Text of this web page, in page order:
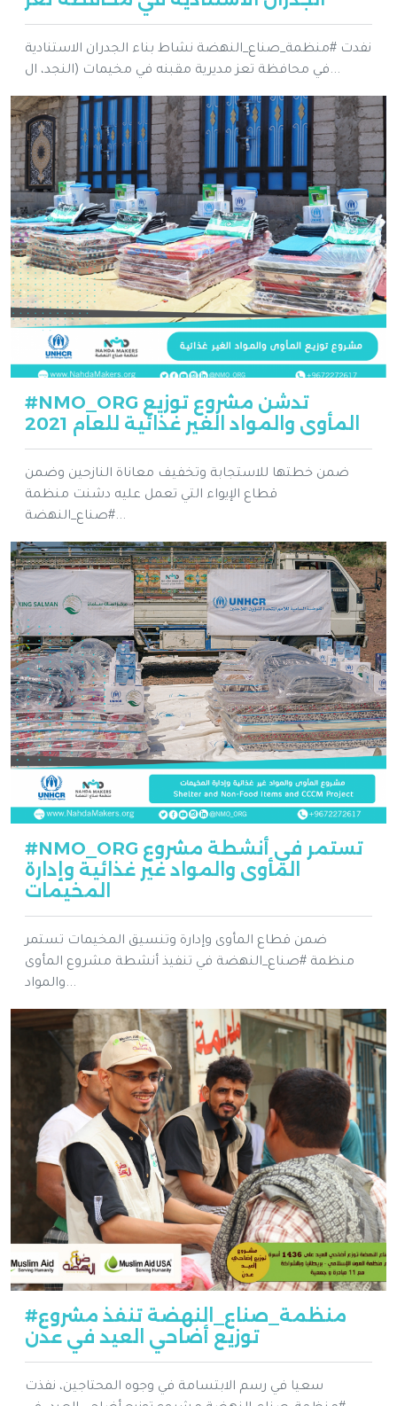
نفدت #منظمة_صناع_النهضة نشاط بناء الجدران الاستنادية
في محافظة تعز مديرية مقبنه في مخيمات (النجد، ال...
#NMO_ORG تدشن مشروع توزيع
المأوى والمواد الغير غذائية للعام 2021
ضمن خطتها للاستجابة وتخفيف معاناة النازحين وضمن
قطاع الإيواء التي تعمل عليه دشنت منظمة
#صناع_النهضة...
#NMO_ORG تستمر في أنشطة مشروع
المأوى والمواد غير غذائية وإدارة
المخيمات
ضمن قطاع المأوى وإدارة وتنسيق المخيمات تستمر
منظمة #صناع_النهضة في تنفيذ أنشطة مشروع المأوى
والمواد...
#منظمة_صناع_النهضة تنفذ مشروع
توزيع أضاحي العيد في عدن
سعيا في رسم الابتسامة في وجوه المحتاجين، نفذت